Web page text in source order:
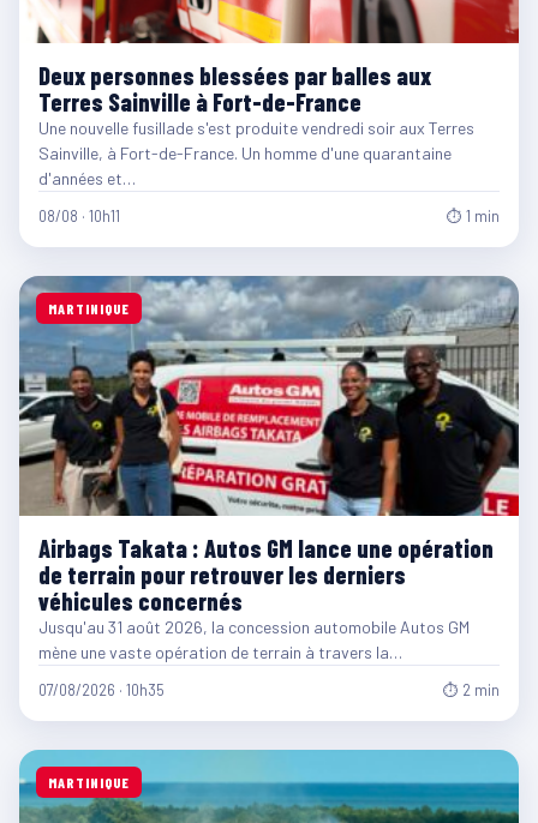
Deux personnes blessées par balles aux
Terres Sainville à Fort-de-France
Une nouvelle fusillade s'est produite vendredi soir aux Terres
Sainville, à Fort-de-France. Un homme d'une quarantaine
d'années et…
08/08 · 10h11 ⏱ 1 min
MARTINIQUE
Airbags Takata : Autos GM lance une opération
de terrain pour retrouver les derniers
véhicules concernés
Jusqu'au 31 août 2026, la concession automobile Autos GM
mène une vaste opération de terrain à travers la…
07/08/2026 · 10h35 ⏱ 2 min
MARTINIQUE